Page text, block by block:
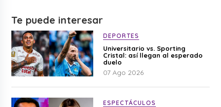
Te puede interesar
DEPORTES
Universitario vs. Sporting
Cristal: así llegan al esperado
duelo
07 Ago 2026
ESPECTÁCULOS